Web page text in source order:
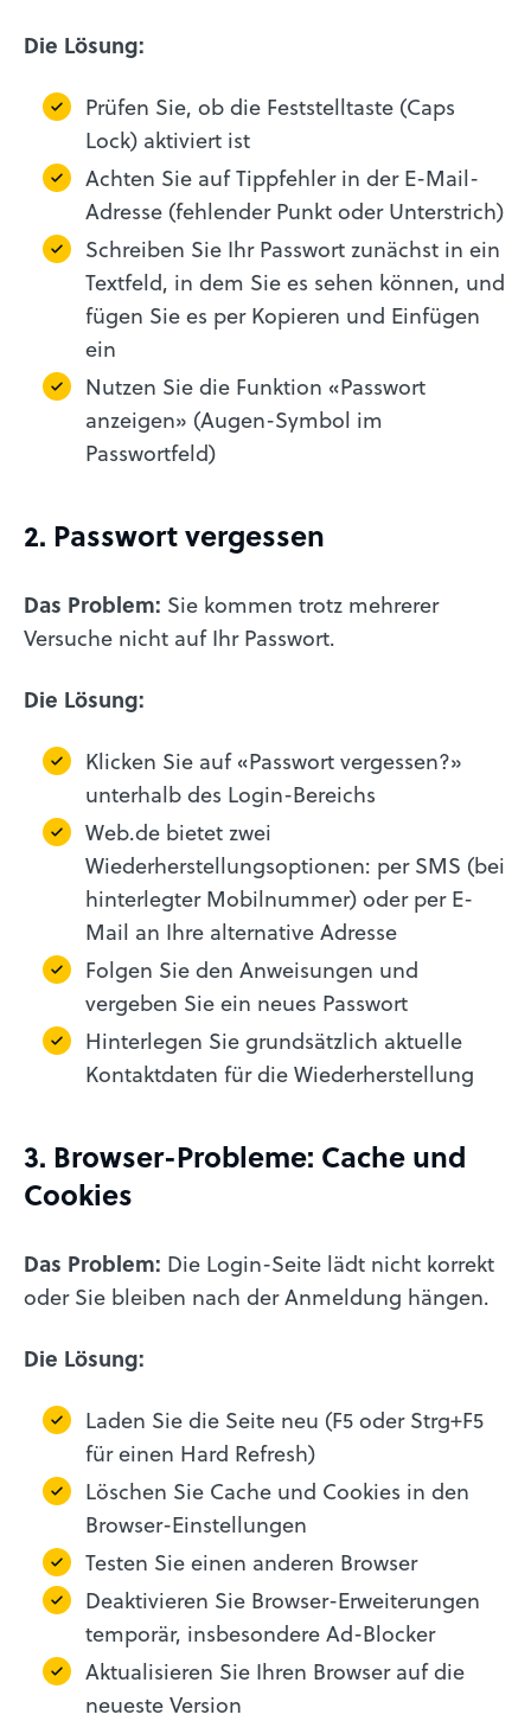
Die Lösung:
Prüfen Sie, ob die Feststelltaste (Caps
Lock) aktiviert ist
Achten Sie auf Tippfehler in der E-Mail-
Adresse (fehlender Punkt oder Unterstrich)
Schreiben Sie Ihr Passwort zunächst in ein
Textfeld, in dem Sie es sehen können, und
fügen Sie es per Kopieren und Einfügen
ein
Nutzen Sie die Funktion «Passwort
anzeigen» (Augen-Symbol im
Passwortfeld)
2. Passwort vergessen
Das Problem: Sie kommen trotz mehrerer
Versuche nicht auf Ihr Passwort.
Die Lösung:
Klicken Sie auf «Passwort vergessen?»
unterhalb des Login-Bereichs
Web.de bietet zwei
Wiederherstellungsoptionen: per SMS (bei
hinterlegter Mobilnummer) oder per E-
Mail an Ihre alternative Adresse
Folgen Sie den Anweisungen und
vergeben Sie ein neues Passwort
Hinterlegen Sie grundsätzlich aktuelle
Kontaktdaten für die Wiederherstellung
3. Browser-Probleme: Cache und
Cookies
Das Problem: Die Login-Seite lädt nicht korrekt
oder Sie bleiben nach der Anmeldung hängen.
Die Lösung:
Laden Sie die Seite neu (F5 oder Strg+F5
für einen Hard Refresh)
Löschen Sie Cache und Cookies in den
Browser-Einstellungen
Testen Sie einen anderen Browser
Deaktivieren Sie Browser-Erweiterungen
temporär, insbesondere Ad-Blocker
Aktualisieren Sie Ihren Browser auf die
neueste Version